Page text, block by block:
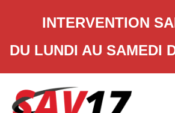
INTERVENTION
DU LUNDI AU SAMEDI